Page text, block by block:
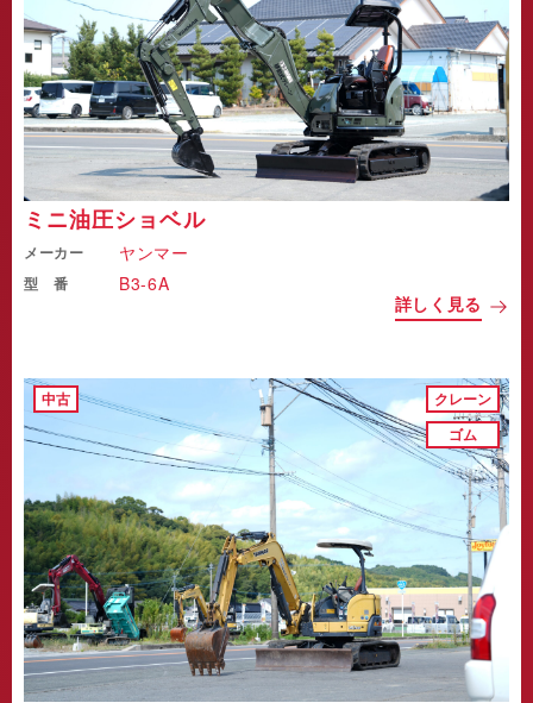
ミニ油圧ショベル
メーカー ヤンマー
型 番 B3-6A
詳しく見る
中古
クレーン
ゴム